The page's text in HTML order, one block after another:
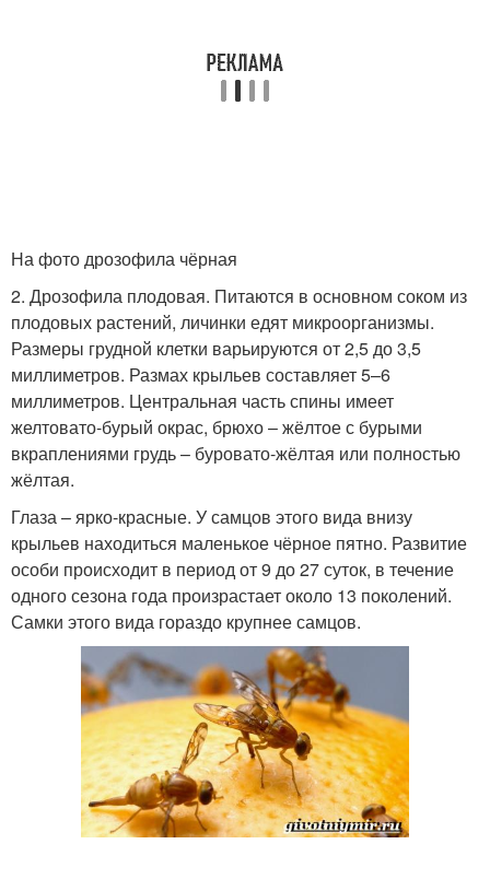
На фото дрозофила чёрная
2. Дрозофила плодовая. Питаются в основном соком из
плодовых растений, личинки едят микроорганизмы.
Размеры грудной клетки варьируются от 2,5 до 3,5
миллиметров. Размах крыльев составляет 5–6
миллиметров. Центральная часть спины имеет
желтовато-бурый окрас, брюхо – жёлтое с бурыми
вкраплениями грудь – буровато-жёлтая или полностью
жёлтая.
Глаза – ярко-красные. У самцов этого вида внизу
крыльев находиться маленькое чёрное пятно. Развитие
особи происходит в период от 9 до 27 суток, в течение
одного сезона года произрастает около 13 поколений.
Самки этого вида гораздо крупнее самцов.